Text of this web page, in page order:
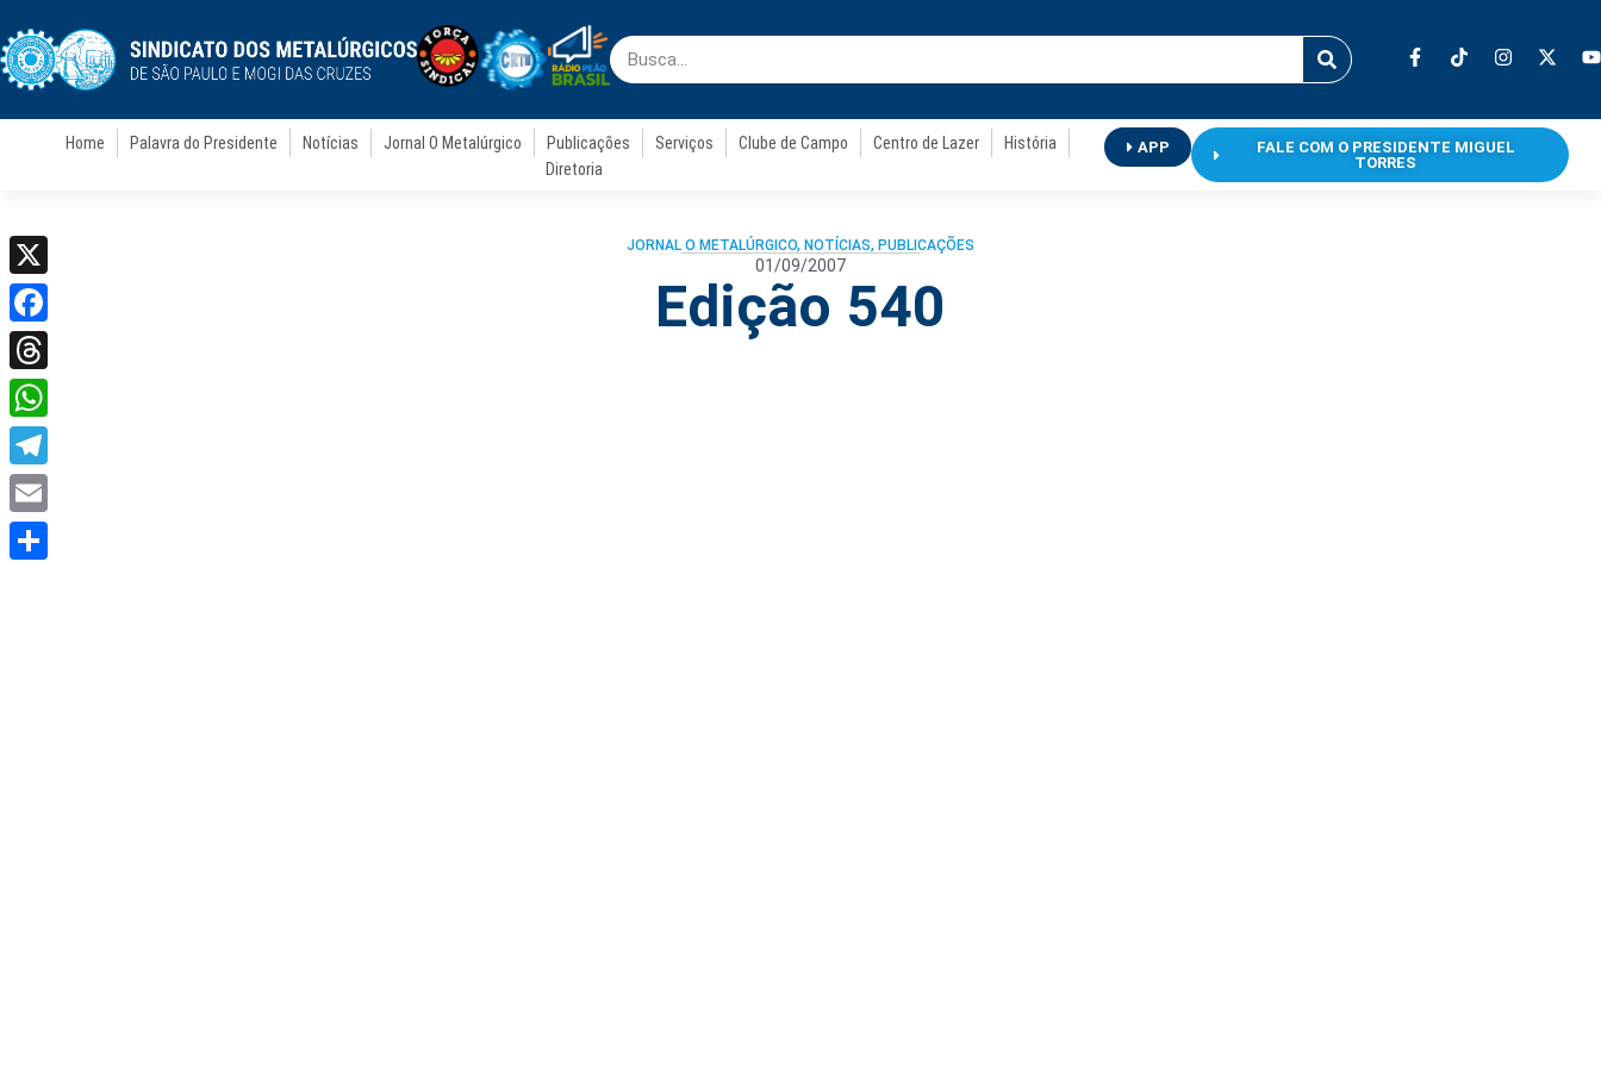
Home Palavra do Presidente Notícias Jornal O Metalúrgico Publicações Serviços Clube de Campo Centro de Lazer
História
Diretoria
APP
FALE COM O PRESIDENTE MIGUEL
TORRES
JORNAL O METALÚRGICO, NOTÍCIAS, PUBLICAÇÕES
01/09/2007
Edição 540
X
Facebook
Threads
WhatsApp
Telegram
Email